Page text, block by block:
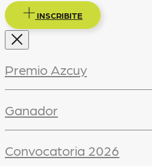
INSCRIBITE
Premio Azcuy
Ganador
Convocatoria 2026